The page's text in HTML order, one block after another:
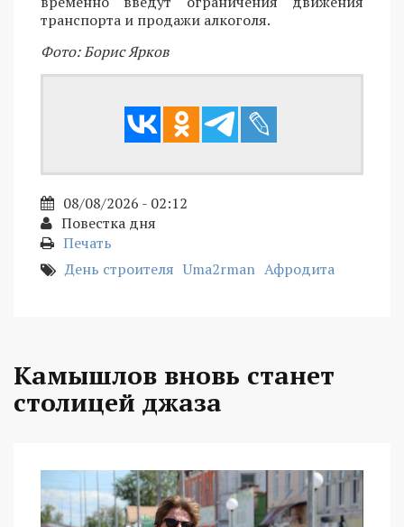
транспорта и продажи алкоголя.
Фото: Борис Ярков
08/08/2026 - 02:12
Повестка дня
Печать
День строителя Uma2rman Афродита
Камышлов вновь станет
столицей джаза